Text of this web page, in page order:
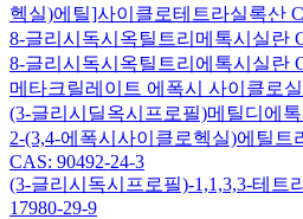
헥실)에틸]사이클로테트라실록산
8-글리시독시옥틸트리메톡시실란
8-글리시독시옥틸트리에톡시실란
메타크릴레이트 에폭시 사이클로
(3-글리시딜옥시프로필)메틸디에톡
2-(3,4-에폭시사이클로헥실)에틸
CAS: 90492-24-3
(3-글리시독시프로필)-1,1,3,3-테트
17980-29-9